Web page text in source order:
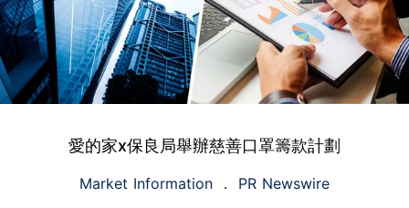
愛的家x保良局舉辦慈善口罩籌款計劃
Market Information PR Newswire